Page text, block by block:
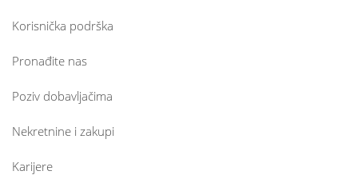
Korisnička podrška
Pronađite nas
Poziv dobavljačima
Nekretnine i zakupi
Karijere